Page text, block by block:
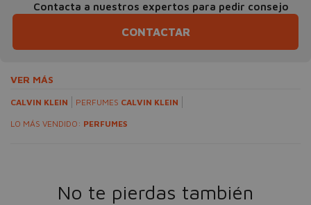
Contacta a nuestros expertos para pedir consejo
CONTACTAR
VER MÁS
CALVIN KLEIN PERFUMES CALVIN KLEIN
LO MÁS VENDIDO: PERFUMES
No te pierdas también